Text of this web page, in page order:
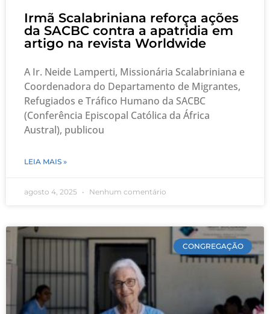
Irmã Scalabriniana reforça ações
da SACBC contra a apatridia em
artigo na revista Worldwide
A Ir. Neide Lamperti, Missionária Scalabriniana e
Coordenadora do Departamento de Migrantes,
Refugiados e Tráfico Humano da SACBC
(Conferência Episcopal Católica da África
Austral), publicou
LEIA MAIS »
agosto 4, 2025 Nenhum comentário
CONGREGAÇÃO